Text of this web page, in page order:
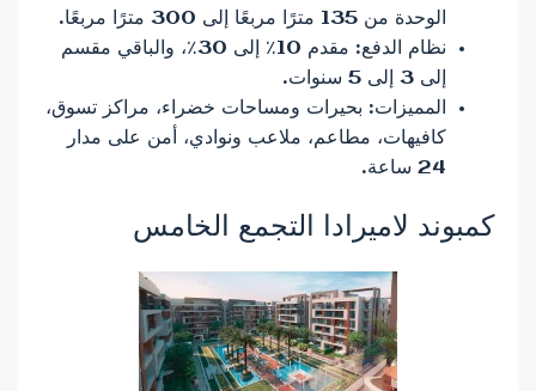
الوحدة من 135 مترًا مربعًا إلى 300 مترًا مربعًا.
نظام الدفع: مقدم 10٪ إلى 30٪، والباقي مقسم
إلى 3 إلى 5 سنوات.
المميزات: بحيرات ومساحات خضراء، مراكز تسوق،
كافيهات، مطاعم، ملاعب ونوادي، أمن على مدار
24 ساعة.
كمبوند لاميرادا التجمع الخامس